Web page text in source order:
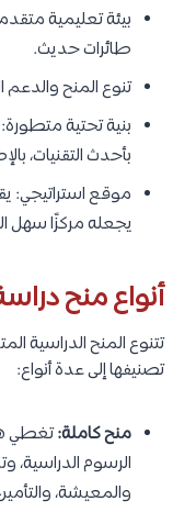
بيئة تعليمية
طائرات حديث.
تنوع المنح والدعم
بنية تحتية
بأحدث التقنيات،
موقع استراتيجي:
يجعله مركزًا سهل
أنواع منح
تتنوع المنح الدراسية
تصنيفها إلى عدة أنواع:
منح كاملة:تغطي
الرسوم الدراسية،
والمعيشة،